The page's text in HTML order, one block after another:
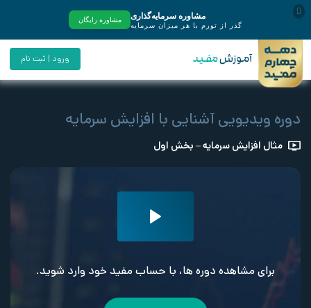
ورود | ثبت نام
دوره ویدیویی آشنایی با افزایش سرمایه
مثال افزایش سرمایه – بخش اول
برای مشاهده دوره ها، با حساب مفید خود وارد شوید.